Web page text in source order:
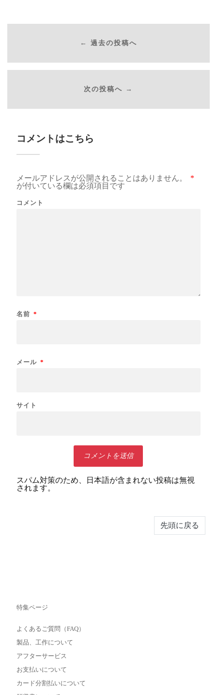
← 過去の投稿へ
次の投稿へ →
コメントはこちら
メールアドレスが公開されることはありません。
*
が付いている欄は必須項目です
コメント
名前 *
メール *
サイト
スパム対策のため、日本語が含まれない投稿は無視
されます。
先頭に戻る
特集ページ
よくあるご質問（FAQ）
製品、工作について
アフターサービス
お支払いについて
カード分割払いについて